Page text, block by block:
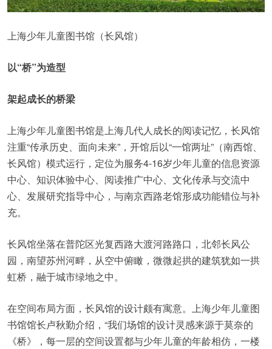
上海少年儿童图书馆（长风馆）
以“桥”为造型
架起成长的桥梁
上海少年儿童图书馆是上海几代人成长的阅读记忆，长风馆
注重“传承历史、面向未来”，开馆后以“一馆两址”（南西馆、
长风馆）模式运行，定位为服务4-16岁少年儿童的信息资源
中心、知识体验中心、阅读推广中心、文化传承与交流中
心、发展研究指导中心，与南京西路老馆形成功能错位与补
充。
长风馆坐落在普陀区光复西路大渡河路路口，北邻长风公
园，南望苏州河畔，从空中俯瞰，微微起拱的建筑犹如一拱
虹桥，融于城市绿地之中。
在空间布局方面，长风馆的设计颇有寓意。上海少年儿童图
书馆馆长卢秋勤介绍，“我们场馆的设计灵感来源于莫奈的
《桥》，每一层的空间设置都与少年儿童的年龄相仿，一楼